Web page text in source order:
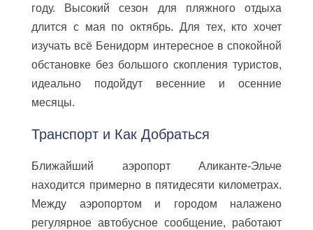
году. Высокий сезон для пляжного отдыха
длится с мая по октябрь. Для тех, кто хочет
изучать всё Бенидорм интересное в спокойной
обстановке без большого скопления туристов,
идеально подойдут весенние и осенние
месяцы.
Транспорт и Как Добраться
Ближайший аэропорт Аликанте-Эльче
находится примерно в пятидесяти километрах.
Между аэропортом и городом налажено
регулярное автобусное сообщение, работают